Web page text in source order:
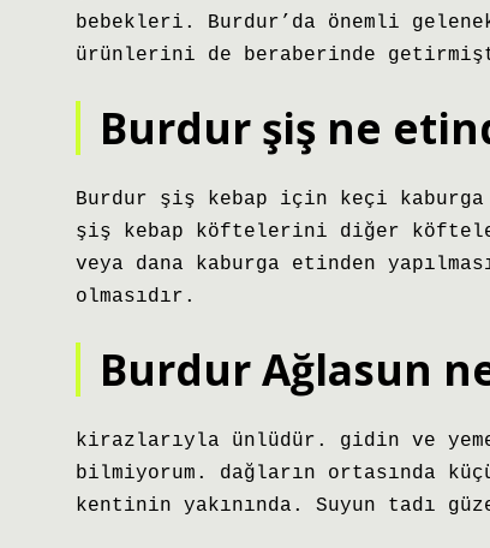
bebekleri. Burdur’da önemli
ürünlerini de beraberinde
Burdur şiş ne
Burdur şiş kebap için keçi
şiş kebap köftelerini diğer
veya dana kaburga etinden
olmasıdır.
Burdur Ağlasun
kirazlarıyla ünlüdür. gidin ve
bilmiyorum. dağların ortasında
kentinin yakınında. Suyun tadı